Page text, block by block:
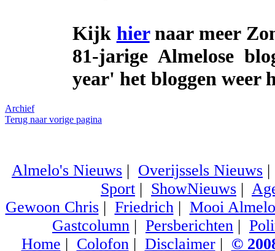
Kijk hiernaar meer
81-jarige Almelose
year' het bloggen weer
Archief
Terug naar vorige pagina
Almelo's Nieuws | Overijssels Nieuws
Sport | ShowNieuws |
Gewoon Chris| Friedrich| Mooi Almelo
Gastcolumn | Persberichten |
Home | Colofon| Disclaimer| ©